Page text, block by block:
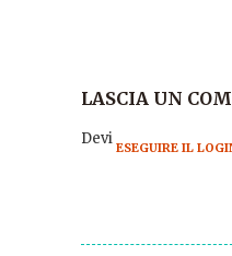
LASCIA UN
Devi ESEGUIRE IL